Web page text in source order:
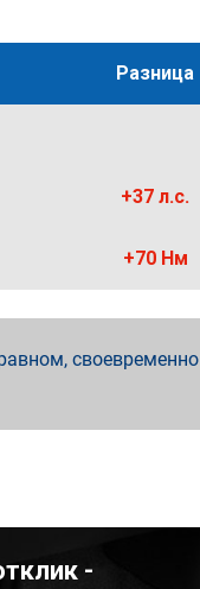
Разница
+37 л.с.
+70 Нм
своевременно
-